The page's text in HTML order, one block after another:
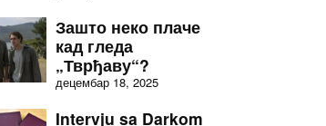
Зашто неко плаче
кад гледа
„Тврђаву“?
децембар 18, 2025
Intervju sa Darkom